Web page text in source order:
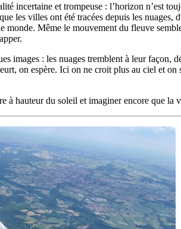
incertaine et trompeuse : l’horizon n’est
les villes ont été tracées depuis les
Même le mouvement du fleuve
images : les nuages tremblent à leur
on espère. Ici on ne croit plus au ciel et on
à hauteur du soleil et imaginer encore que la